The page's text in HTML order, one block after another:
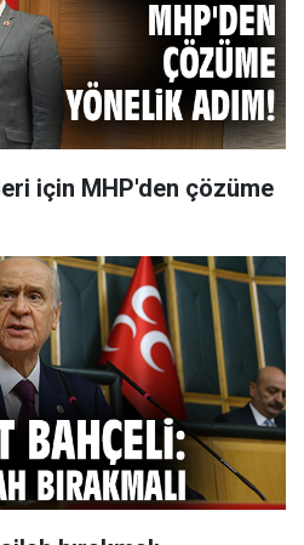
için MHP'den çözüme